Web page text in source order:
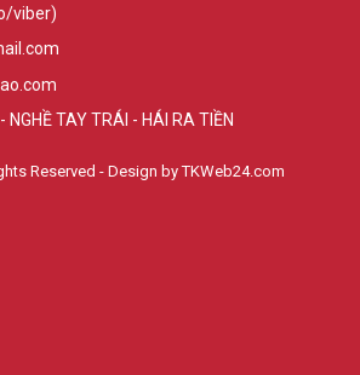
viber)
NGHỀ TAY TRÁI - HÁI RA TIỀN
Reserved - Design by TKWeb24.com